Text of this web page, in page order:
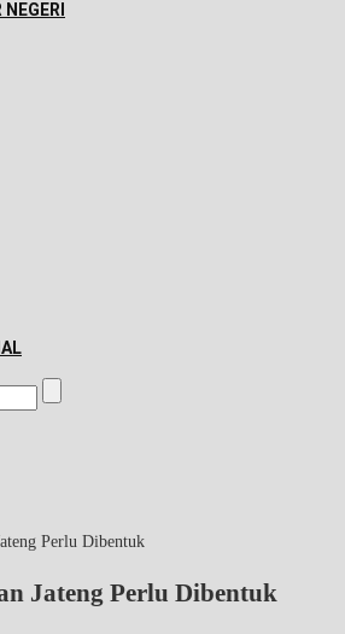
NEGERI
Perlu Dibentuk
Jateng Perlu Dibentuk